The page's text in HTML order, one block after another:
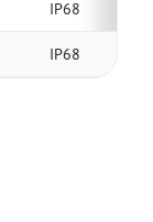
IP68
IP68